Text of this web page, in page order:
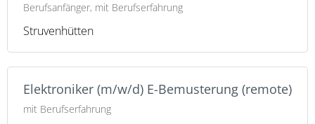
Berufsanfänger, mit Berufserfahrung
Struvenhütten
Elektroniker (m/w/d) E-Bemusterung (remote)
mit Berufserfahrung